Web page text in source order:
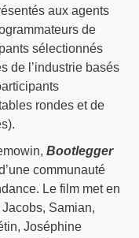
aux agents
de
sélectionnés
de l’industrie basés
rondes et de
Bootlegger
communauté
Le film met en
Samian,
Joséphine